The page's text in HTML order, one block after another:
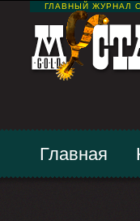
ГЛАВНЫЙ ЖУРНАЛ
Главная